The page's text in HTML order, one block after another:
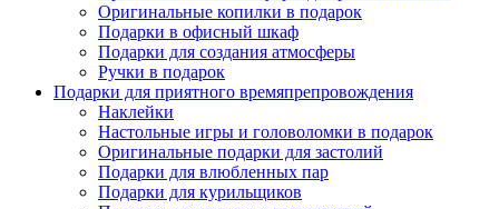
Оригинальные копилки в подарок
Подарки в офисный шкаф
Подарки для создания атмосферы
Ручки в подарок
Подарки для приятного времяпрепровождения
Наклейки
Настольные игры и головоломки в подарок
Оригинальные подарки для застолий
Подарки для влюбленных пар
Подарки для курильщиков